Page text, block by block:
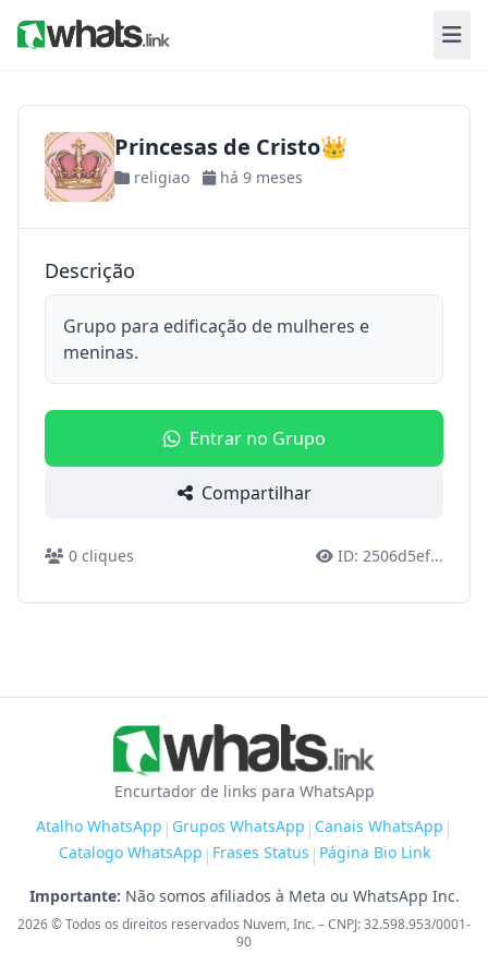
Princesas de Cristo👑
religiao há 9 meses
Descrição
Grupo para edificação de mulheres e
meninas.
Entrar no Grupo
Compartilhar
0 cliques ID: 2506d5ef...
Encurtador de links para WhatsApp
Atalho WhatsApp | Grupos WhatsApp | Canais WhatsApp |
Catalogo WhatsApp | Frases Status | Página Bio Link
Importante: Não somos afiliados à Meta ou WhatsApp Inc.
2026© Todos os direitos reservados Nuvem, Inc. – CNPJ: 32.598.953/0001-
90